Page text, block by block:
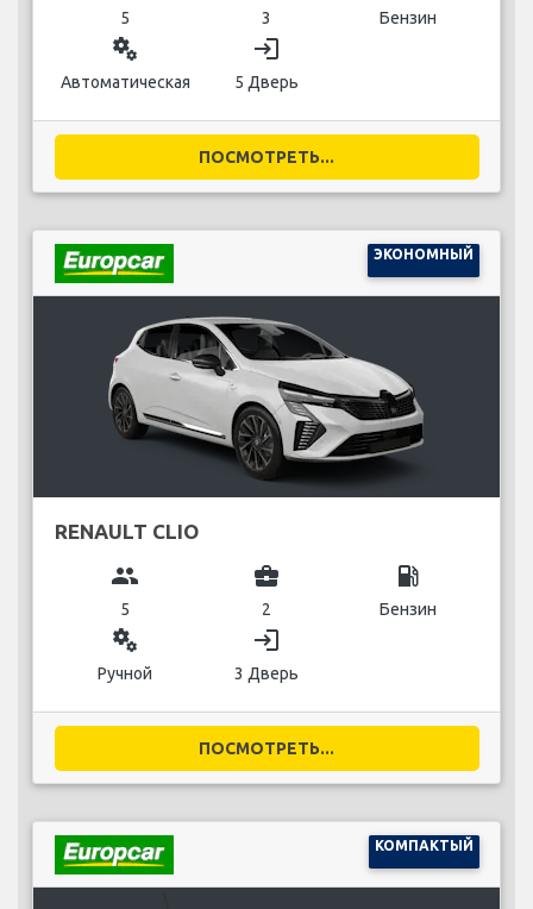
5 3 Бензин
miscellaneous_services
Автоматическая
login
5 Дверь
ПОСМОТРЕТЬ...
ЭКОНОМНЫЙ
RENAULT CLIO
group
5
business_center
2
local_gas_station
Бензин
miscellaneous_services
Ручной
login
3 Дверь
ПОСМОТРЕТЬ...
КОМПАКТЫЙ